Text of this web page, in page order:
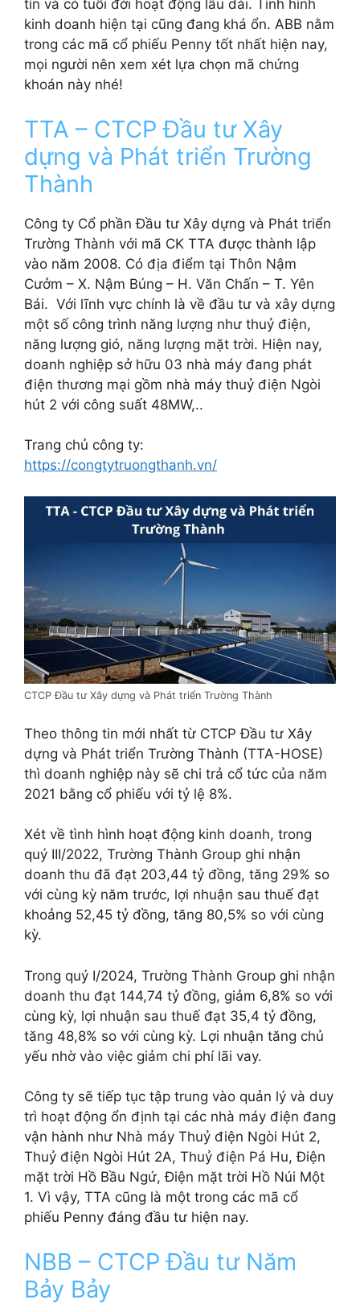
tín và có tuổi đời hoạt động lâu dài. Tình hình
kinh doanh hiện tại cũng đang khá ổn. ABB nằm
trong các mã cổ phiếu Penny tốt nhất hiện nay,
mọi người nên xem xét lựa chọn mã chứng
khoán này nhé!
TTA – CTCP Đầu tư Xây
dựng và Phát triển Trường
Thành
Công ty Cổ phần Đầu tư Xây dựng và Phát triển
Trường Thành với mã CK TTA được thành lập
vào năm 2008. Có địa điểm tại Thôn Nậm
Cưởm – X. Nậm Búng – H. Văn Chấn – T. Yên
Bái. Với lĩnh vực chính là về đầu tư và xây dựng
một số công trình năng lượng như thuỷ điện,
năng lượng gió, năng lượng mặt trời. Hiện nay,
doanh nghiệp sở hữu 03 nhà máy đang phát
điện thương mại gồm nhà máy thuỷ điện Ngòi
hút 2 với công suất 48MW,..
Trang chủ công ty:
https://congtytruongthanh.vn/
CTCP Đầu tư Xây dựng và Phát triển Trường Thành
Theo thông tin mới nhất từ CTCP Đầu tư Xây
dựng và Phát triển Trường Thành (TTA-HOSE)
thì doanh nghiệp này sẽ chi trả cổ tức của năm
2021 bằng cổ phiếu với tỷ lệ 8%.
Xét về tình hình hoạt động kinh doanh, trong
quý III/2022, Trường Thành Group ghi nhận
doanh thu đã đạt 203,44 tỷ đồng, tăng 29% so
với cùng kỳ năm trước, lợi nhuận sau thuế đạt
khoảng 52,45 tỷ đồng, tăng 80,5% so với cùng
kỳ.
Trong quý I/2024, Trường Thành Group ghi nhận
doanh thu đạt 144,74 tỷ đồng, giảm 6,8% so với
cùng kỳ, lợi nhuận sau thuế đạt 35,4 tỷ đồng,
tăng 48,8% so với cùng kỳ. Lợi nhuận tăng chủ
yếu nhờ vào việc giảm chi phí lãi vay.
Công ty sẽ tiếp tục tập trung vào quản lý và duy
trì hoạt động ổn định tại các nhà máy điện đang
vận hành như Nhà máy Thuỷ điện Ngòi Hút 2,
Thuỷ điện Ngòi Hút 2A, Thuỷ điện Pá Hu, Điện
mặt trời Hồ Bầu Ngứ, Điện mặt trời Hồ Núi Một
1. Vì vậy, TTA cũng là một trong các mã cổ
phiếu Penny đáng đầu tư hiện nay.
NBB – CTCP Đầu tư Năm
Bảy Bảy